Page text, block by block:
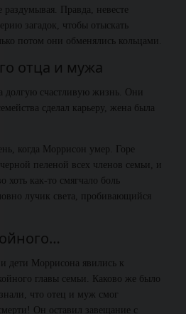
раздумывая. Правда, невесте
загадок, чтобы отыскать
потом они обменялись кольцами.
отца и мужа
долгую счастливую жизнь. Они
сделал карьеру, жена была
когда Моррисон умер. Горе
пеленой всех членов семьи, и
хоть как-то смягчало боль
лучик света, пробивающийся
дети Моррисона явились к
главы семьи. Каково же было
что отец и муж смог
Он оставил завещание с